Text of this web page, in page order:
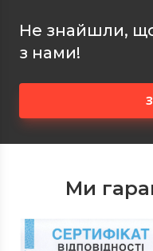
Не знайшли,
з нами!
Ми